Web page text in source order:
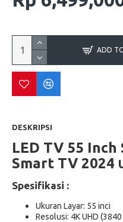
ADD
DESKRIPSI
LED TV 55 Inch
Smart TV 2024
Spesifikasi :
Ukuran Layar: 55 inci
Resolusi: 4K UHD